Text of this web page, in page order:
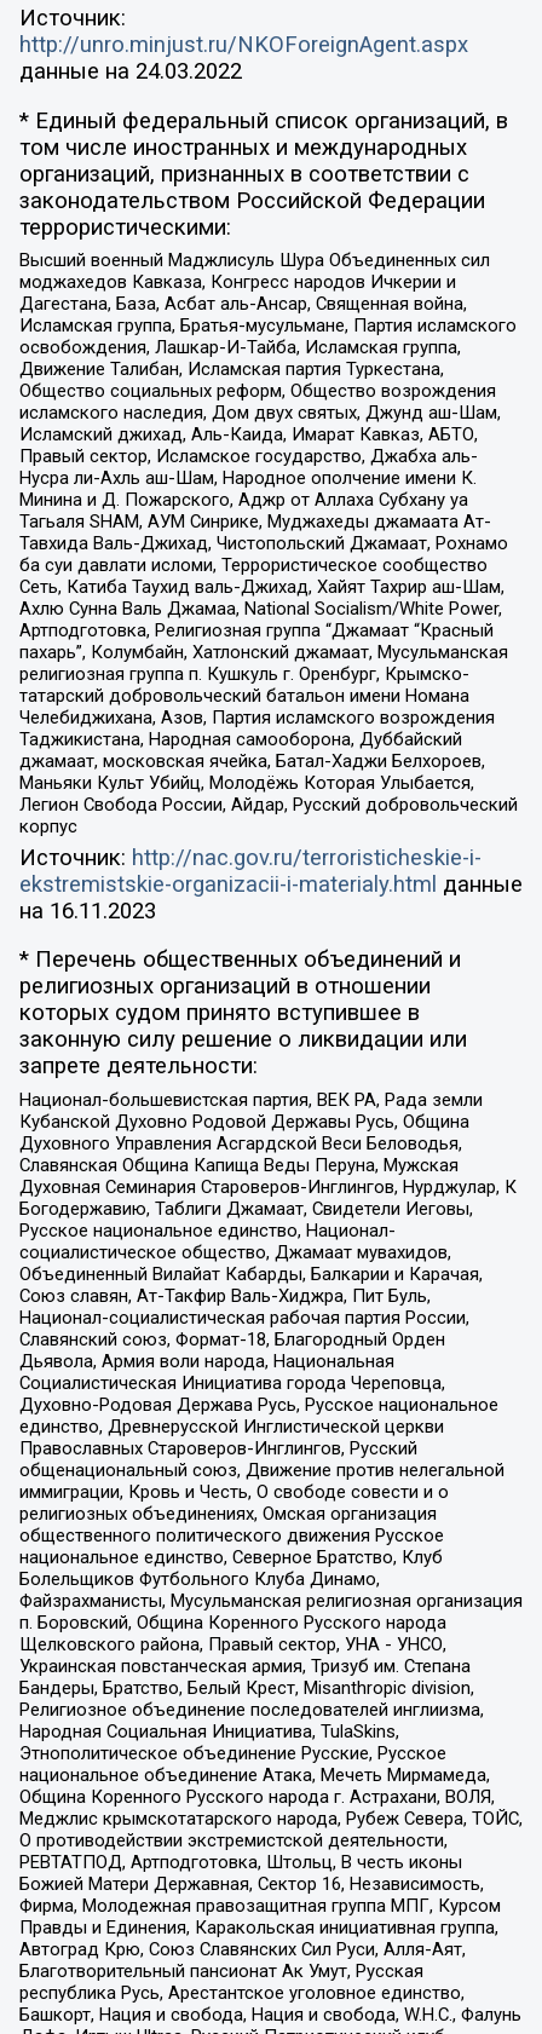
Источник:
http://unro.minjust.ru/NKOForeignAgent.aspx
данные на 24.03.2022
* Единый федеральный список организаций, в
том числе иностранных и международных
организаций, признанных в соответствии с
законодательством Российской Федерации
террористическими:
Высший военный Маджлисуль Шура Объединенных сил
моджахедов Кавказа, Конгресс народов Ичкерии и
Дагестана, База, Асбат аль-Ансар, Священная война,
Исламская группа, Братья-мусульмане, Партия исламского
освобождения, Лашкар-И-Тайба, Исламская группа,
Движение Талибан, Исламская партия Туркестана,
Общество социальных реформ, Общество возрождения
исламского наследия, Дом двух святых, Джунд аш-Шам,
Исламский джихад, Аль-Каида, Имарат Кавказ, АБТО,
Правый сектор, Исламское государство, Джабха аль-
Нусра ли-Ахль аш-Шам, Народное ополчение имени К.
Минина и Д. Пожарского, Аджр от Аллаха Субхану уа
Тагьаля SHAM, АУМ Синрике, Муджахеды джамаата Ат-
Тавхида Валь-Джихад, Чистопольский Джамаат, Рохнамо
ба суи давлати исломи, Террористическое сообщество
Сеть, Катиба Таухид валь-Джихад, Хайят Тахрир аш-Шам,
Ахлю Сунна Валь Джамаа, National Socialism/White Power,
Артподготовка, Религиозная группа “Джамаат “Красный
пахарь”, Колумбайн, Хатлонский джамаат, Мусульманская
религиозная группа п. Кушкуль г. Оренбург, Крымско-
татарский добровольческий батальон имени Номана
Челебиджихана, Азов, Партия исламского возрождения
Таджикистана, Народная самооборона, Дуббайский
джамаат, московская ячейка, Батал-Хаджи Белхороев,
Маньяки Культ Убийц, Молодёжь Которая Улыбается,
Легион Свобода России, Айдар, Русский добровольческий
корпус
Источник: http://nac.gov.ru/terroristicheskie-i-
ekstremistskie-organizacii-i-materialy.html данные
на 16.11.2023
* Перечень общественных объединений и
религиозных организаций в отношении
которых судом принято вступившее в
законную силу решение о ликвидации или
запрете деятельности:
Национал-большевистская партия, ВЕК РА, Рада земли
Кубанской Духовно Родовой Державы Русь, Община
Духовного Управления Асгардской Веси Беловодья,
Славянская Община Капища Веды Перуна, Мужская
Духовная Семинария Староверов-Инглингов, Нурджулар, К
Богодержавию, Таблиги Джамаат, Свидетели Иеговы,
Русское национальное единство, Национал-
социалистическое общество, Джамаат мувахидов,
Объединенный Вилайат Кабарды, Балкарии и Карачая,
Союз славян, Ат-Такфир Валь-Хиджра, Пит Буль,
Национал-социалистическая рабочая партия России,
Славянский союз, Формат-18, Благородный Орден
Дьявола, Армия воли народа, Национальная
Социалистическая Инициатива города Череповца,
Духовно-Родовая Держава Русь, Русское национальное
единство, Древнерусской Инглистической церкви
Православных Староверов-Инглингов, Русский
общенациональный союз, Движение против нелегальной
иммиграции, Кровь и Честь, О свободе совести и о
религиозных объединениях, Омская организация
общественного политического движения Русское
национальное единство, Северное Братство, Клуб
Болельщиков Футбольного Клуба Динамо,
Файзрахманисты, Мусульманская религиозная организация
п. Боровский, Община Коренного Русского народа
Щелковского района, Правый сектор, УНА - УНСО,
Украинская повстанческая армия, Тризуб им. Степана
Бандеры, Братство, Белый Крест, Misanthropic division,
Религиозное объединение последователей инглиизма,
Народная Социальная Инициатива, TulaSkins,
Этнополитическое объединение Русские, Русское
национальное объединение Атака, Мечеть Мирмамеда,
Община Коренного Русского народа г. Астрахани, ВОЛЯ,
Меджлис крымскотатарского народа, Рубеж Севера, ТОЙС,
О противодействии экстремистской деятельности,
РЕВТАТПОД, Артподготовка, Штольц, В честь иконы
Божией Матери Державная, Сектор 16, Независимость,
Фирма, Молодежная правозащитная группа МПГ, Курсом
Правды и Единения, Каракольская инициативная группа,
Автоград Крю, Союз Славянских Сил Руси, Алля-Аят,
Благотворительный пансионат Ак Умут, Русская
республика Русь, Арестантское уголовное единство,
Башкорт, Нация и свобода, Нация и свобода, W.H.С., Фалунь